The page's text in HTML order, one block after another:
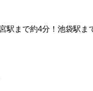
駅まで約4分！池袋駅ま